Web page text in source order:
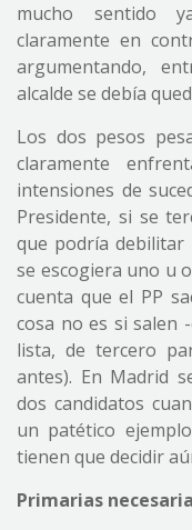
mucho sentido
claramente en
argumentando,
alcalde se debía
Los dos pesos
claramente
intensiones de
Presidente, si se
que podría
se escogiera uno u
cuenta que el PP
cosa no es si salen
lista, de tercero
antes). En Madrid
dos candidatos
un patético
tienen que decidir
Primarias